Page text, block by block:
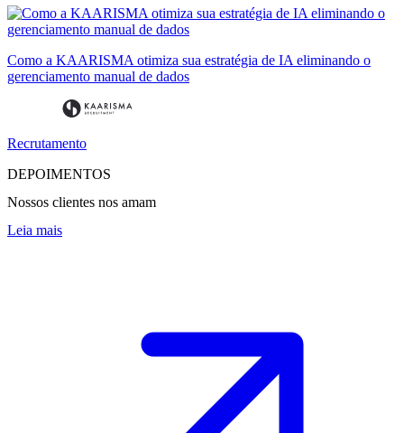
Como a KAARISMA otimiza sua estratégia de IA eliminando o
gerenciamento manual de dados
Recrutamento
DEPOIMENTOS
Nossos clientes nos amam
Leia mais